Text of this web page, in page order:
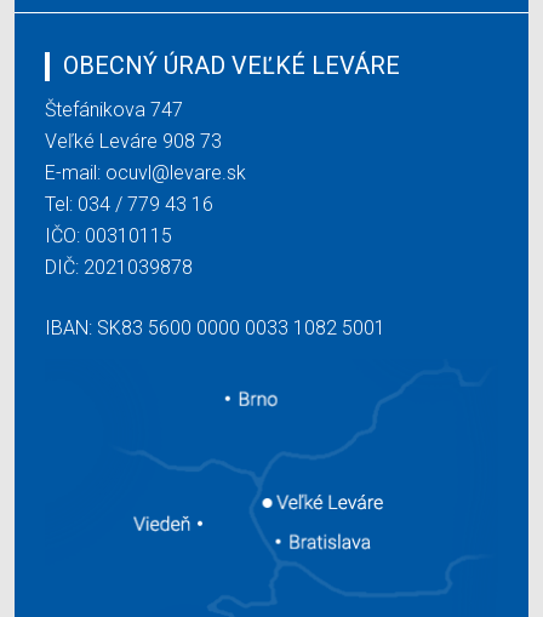
OBECNÝ ÚRAD VEĽKÉ LEVÁRE
Štefánikova 747
Veľké Leváre 908 73
E-mail: ocuvl@levare.sk
Tel: 034 / 779 43 16
IČO: 00310115
DIČ: 2021039878
IBAN: SK83 5600 0000 0033 1082 5001